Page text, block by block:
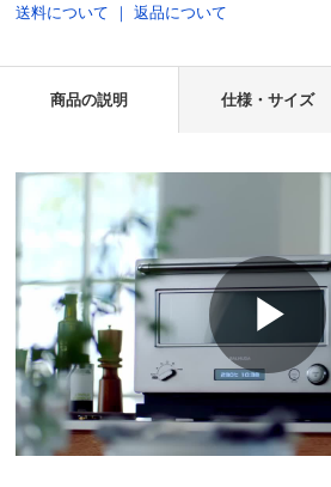
送料について ｜返品について
商品の説明 仕様・サイズ